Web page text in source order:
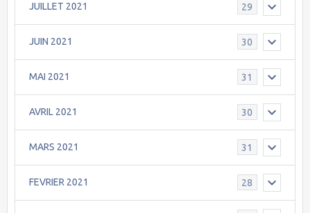
JUILLET 2021 29
JUIN 2021 30
MAI 2021 31
AVRIL 2021 30
MARS 2021 31
FEVRIER 2021 28